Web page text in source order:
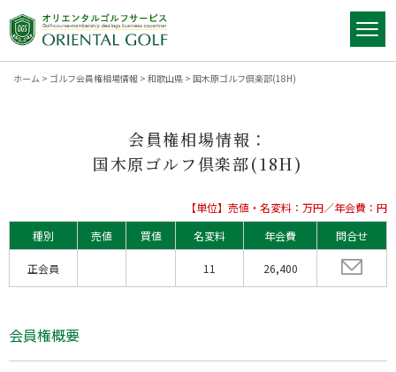
ホーム > ゴルフ会員権相場情報 > 和歌山県 > 国木原ゴルフ倶楽部(18H)
会員権相場情報：
国木原ゴルフ倶楽部(18H)
【単位】売値・名変料：万円／年会費：円
種別
売値 買値 名変料 年会費 問合せ
正会員 11 26,400
会員権概要